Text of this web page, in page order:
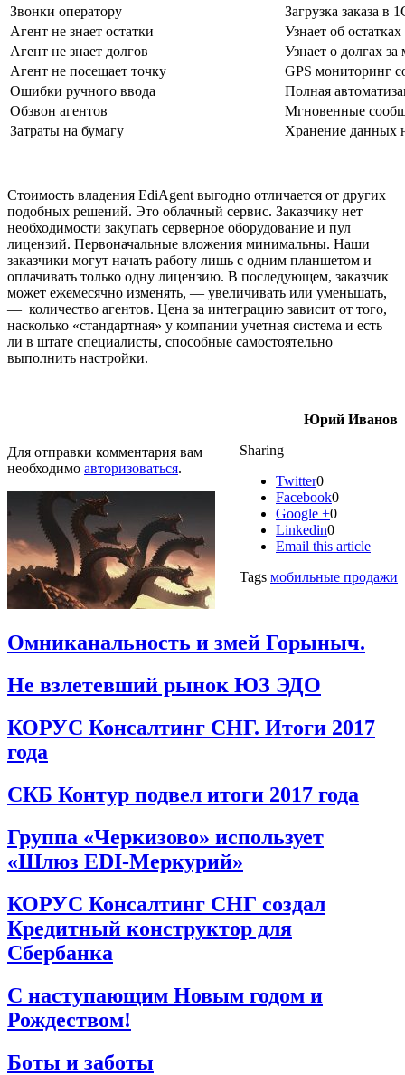
Звонки оператору
Загрузка заказа в
Агент не знает остатки
Узнает об
Агент не знает долгов
Узнает о долгах за
Агент не посещает точку
GPS мониторинг
Ошибки ручного ввода
Полная
Обзвон агентов
Мгновенные
Затраты на бумагу
Хранение данных
Стоимость владения EdiAgent выгодно отличается от других
подобных решений. Это облачный сервис. Заказчику нет
необходимости закупать серверное оборудование и пул
лицензий. Первоначальные вложения минимальны. Наши
заказчики могут начать работу лишь с одним планшетом и
оплачивать только одну лицензию. В последующем, заказчик
может ежемесячно изменять, — увеличивать или уменьшать,
— количество агентов. Цена за интеграцию зависит от того,
насколько «стандартная» у компании учетная система и есть
ли в штате специалисты, способные самостоятельно
выполнить настройки.
Юрий Иванов
Sharing
Twitter0
Facebook0
Google +0
Linkedin0
Email this article
Tags мобильные продажи
Для отправки комментария вам
необходимо авторизоваться.
Омниканальность и змей Горыныч.
Не взлетевший рынок ЮЗ ЭДО
КОРУС Консалтинг СНГ. Итоги 2017
года
СКБ Контур подвел итоги 2017 года
Группа «Черкизово» использует
«Шлюз EDI-Меркурий»
КОРУС Консалтинг СНГ создал
Кредитный конструктор для
Сбербанка
С наступающим Новым годом и
Рождеством!
Боты и заботы